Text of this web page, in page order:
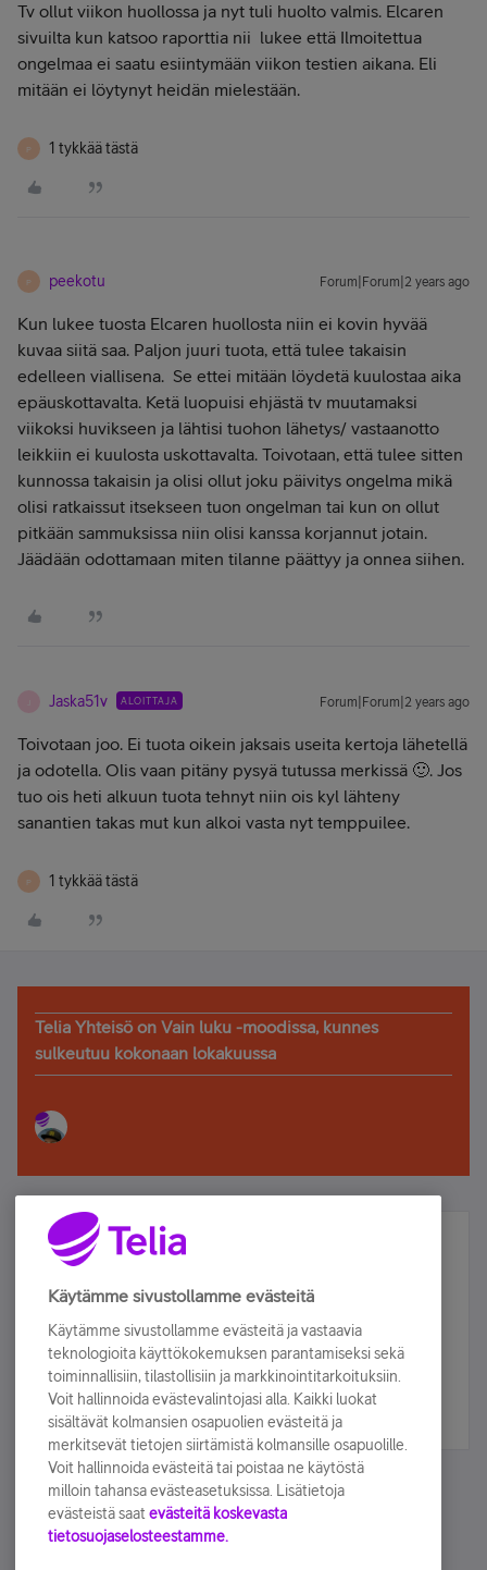
Tv ollut viikon huollossa ja nyt tuli huolto valmis. Elcaren
sivuilta kun katsoo raporttia nii lukee että Ilmoitettua
ongelmaa ei saatu esiintymään viikon testien aikana. Eli
mitään ei löytynyt heidän mielestään.
P 1 tykkää tästä
P peekotu Forum|Forum|2 years ago
Kun lukee tuosta Elcaren huollosta niin ei kovin hyvää
kuvaa siitä saa. Paljon juuri tuota, että tulee takaisin
edelleen viallisena. Se ettei mitään löydetä kuulostaa aika
epäuskottavalta. Ketä luopuisi ehjästä tv muutamaksi
viikoksi huvikseen ja lähtisi tuohon lähetys/ vastaanotto
leikkiin ei kuulosta uskottavalta. Toivotaan, että tulee sitten
kunnossa takaisin ja olisi ollut joku päivitys ongelma mikä
olisi ratkaissut itsekseen tuon ongelman tai kun on ollut
pitkään sammuksissa niin olisi kanssa korjannut jotain.
Jäädään odottamaan miten tilanne päättyy ja onnea siihen.
Jaska51v ALOITTAJA Forum|Forum|2 years ago
Toivotaan joo. Ei tuota oikein jaksais useita kertoja lähetellä
ja odotella. Olis vaan pitäny pysyä tutussa merkissä 🙂. Jos
tuo ois heti alkuun tuota tehnyt niin ois kyl lähteny
sanantien takas mut kun alkoi vasta nyt temppuilee.
P 1 tykkää tästä
Telia Yhteisö on Vain luku -moodissa, kunnes
sulkeutuu kokonaan lokakuussa
Älä jää paitsi – osallistu ja voita!
Tilaa Telian uutiskirje ja olet mukana arvonnassa.
sähköpostiisi.
Tilaa nyt
Käytämme sivustollamme evästeitä
Käytämme sivustollamme evästeitä ja vastaavia
teknologioita käyttökokemuksen parantamiseksi sekä
toiminnallisiin, tilastollisiin ja markkinointitarkoituksiin.
Voit hallinnoida evästevalintojasi alla. Kaikki luokat
sisältävät kolmansien osapuolien evästeitä ja
merkitsevät tietojen siirtämistä kolmansille osapuolille.
Voit hallinnoida evästeitä tai poistaa ne käytöstä
milloin tahansa evästeasetuksissa. Lisätietoja
evästeistä saat evästeitä koskevasta
tietosuojaselosteestamme.